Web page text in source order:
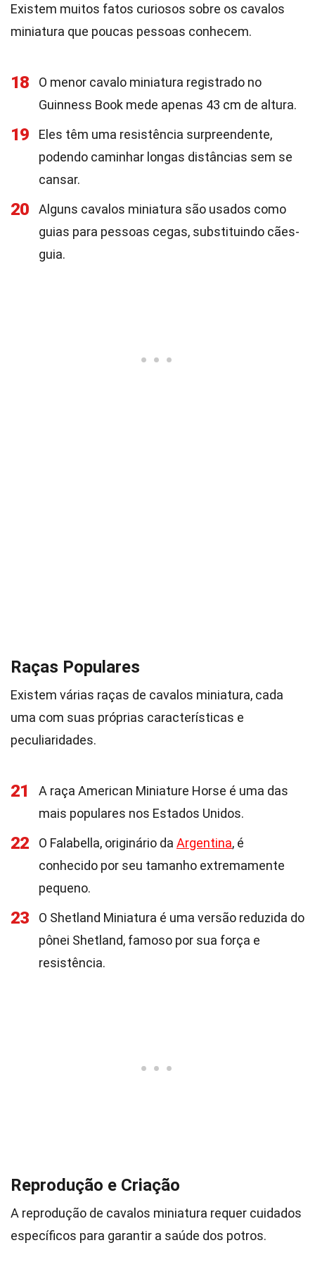
Existem muitos fatos curiosos sobre os cavalos
miniatura que poucas pessoas conhecem.
18
O menor cavalo miniatura registrado no
Guinness Book mede apenas 43 cm de altura.
19
Eles têm uma resistência surpreendente,
podendo caminhar longas distâncias sem se
cansar.
20
Alguns cavalos miniatura são usados como
guias para pessoas cegas, substituindo cães-
guia.
Raças Populares
Existem várias raças de cavalos miniatura, cada
uma com suas próprias características e
peculiaridades.
21
A raça American Miniature Horse é uma das
mais populares nos Estados Unidos.
22 O Falabella, originário da Argentina, é
conhecido por seu tamanho extremamente
pequeno.
23
O Shetland Miniatura é uma versão reduzida do
pônei Shetland, famoso por sua força e
resistência.
Reprodução e Criação
A reprodução de cavalos miniatura requer cuidados
específicos para garantir a saúde dos potros.